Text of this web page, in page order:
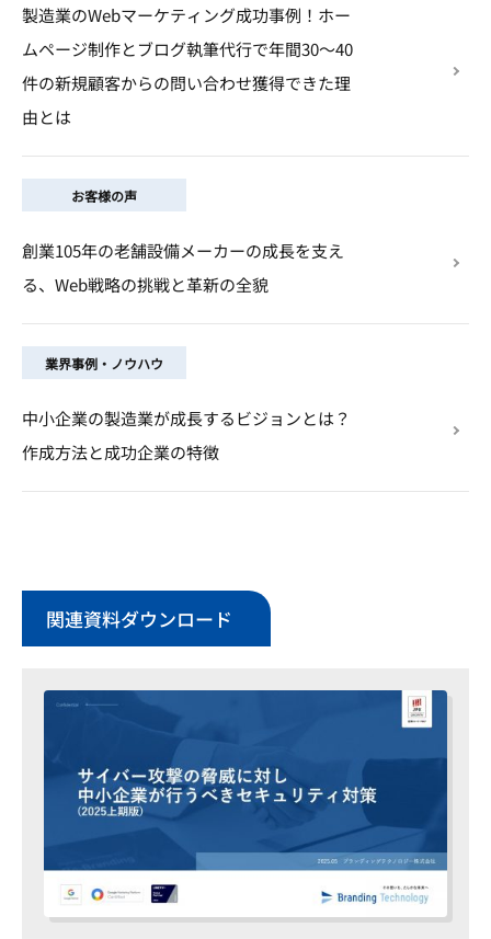
製造業のWebマーケティング成功事例！ホー
ムページ制作とブログ執筆代行で年間30～40
件の新規顧客からの問い合わせ獲得できた理
由とは
お客様の声
創業105年の老舗設備メーカーの成長を支え
る、Web戦略の挑戦と革新の全貌
業界事例・ノウハウ
中小企業の製造業が成長するビジョンとは？
作成方法と成功企業の特徴
関連資料ダウンロード